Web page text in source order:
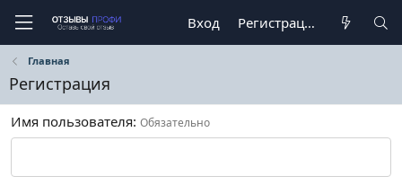
Вход Регистрация
Главная
Регистрация
Имя пользователя Обязательно